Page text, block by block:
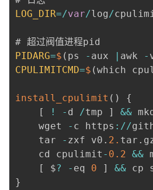
堂 我
LOG_DIR=/var/log/
PIDARG=$ ( ps - aux | awk -
CPULIMITCMD=$ (which
install_cpulimit ( )
{
[
! - d /tmp ] &&
	wget
- c https : //
	tar
- zxf v0 . 2. tar .
	cd cpulimit
- 0.2 &&
[
$? - eq 0 ] && cp
}